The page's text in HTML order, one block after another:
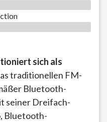
sich als
traditionellen FM-
Bluetooth-
seiner Dreifach-
Bluetooth-